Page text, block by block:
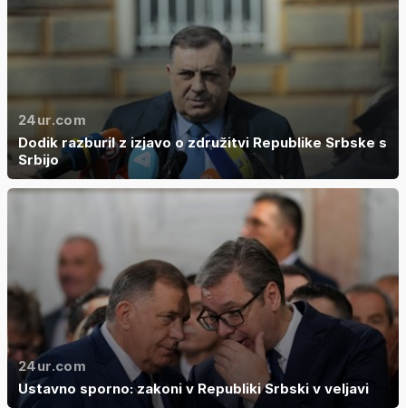
24ur.com
Dodik razburil z izjavo o združitvi Republike Srbske s
Srbijo
24ur.com
Ustavno sporno: zakoni v Republiki Srbski v veljavi